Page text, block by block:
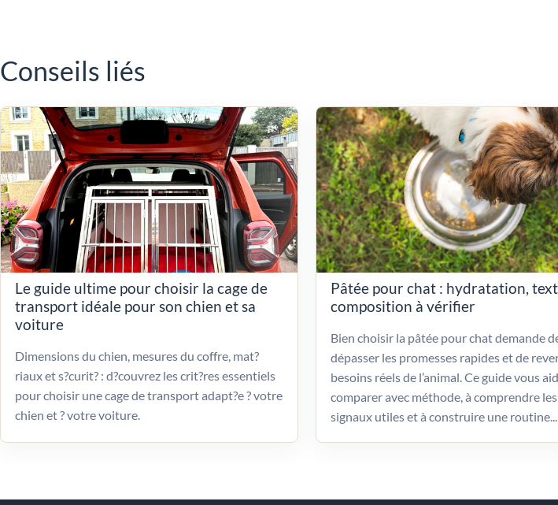
Conseils liés
Le guide ultime pour choisir la cage de
transport idéale pour son chien et sa
voiture
Dimensions du chien, mesures du coffre, mat?
riaux et s?curit? : d?couvrez les crit?res essentiels
pour choisir une cage de transport adapt?e ? votre
chien et ? votre voiture.
Pâtée pour chat : hydratation,
composition à vérifier
Bien choisir la pâtée pour chat demande
dépasser les promesses rapides et de
besoins réels de l’animal. Ce guide vous
comparer avec méthode, à comprendre les
signaux utiles et à construire une routine...